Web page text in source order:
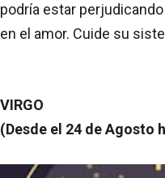
podría estar
en el amor. Cuide su
VIRGO
(Desde el 24 de Agosto